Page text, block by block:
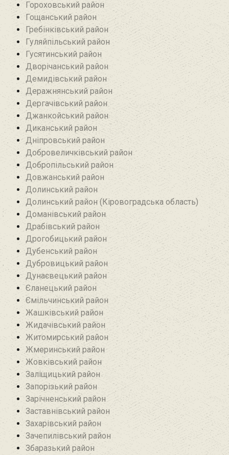
Гороховський район
Гощанський район
Гребінківський район
Гуляйпільський район‎
Гусятинський район‎
Дворічанський район
Демидівський район
Деражнянський район
Дергачівський район
Джанкойський район
Диканський район
Дніпровський район
Добровеличківський район
Добропільський район‎
Довжанський район
Долинський район
Долинський район (Кіровоградська область)
Доманівський район‎
Драбівський район‎
Дрогобицький район
Дубенський район
Дубровицький район‎
Дунаєвецький район
Єланецький район‎
Ємільчинський район
Жашківський район
Жидачівський район
Житомирський район
Жмеринський район
Жовківський район
Заліщицький район‎
Запорізький район
Зарічненський район
Заставнівський район
Захарівський район
Зачепилівський район
Збаразький район‎